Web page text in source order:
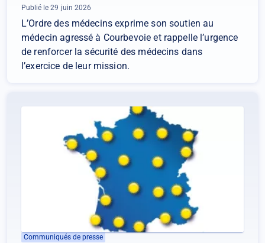
Publié le 29 juin 2026
L’Ordre des médecins exprime son soutien au
médecin agressé à Courbevoie et rappelle l’urgence
de renforcer la sécurité des médecins dans
l’exercice de leur mission.
Communiqués de presse